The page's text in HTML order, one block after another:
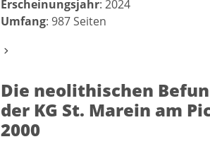
Erscheinungsjahr: 2024
Umfang: 987 Seiten
Die neolithischen
der KG St. Marein am
2000